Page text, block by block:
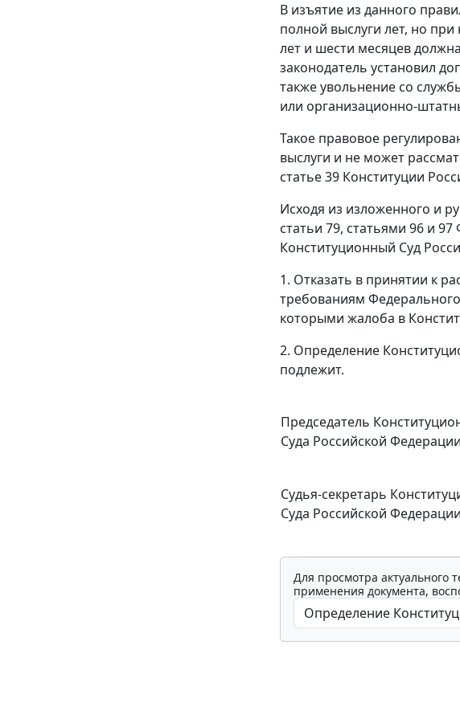
В изъятие из данного
полной выслуги лет, но
лет и шести месяцев
законодатель установил
также увольнение со
или организационно-
Такое правовое
выслуги и не может
статье 39 Конституции
Исходя из изложенного и
статьи 79, статьями 96 и 97
Конституционный Суд
1. Отказать в принятии к
требованиям
которыми жалоба в
2. Определение
подлежит.
Председатель
Суда Российской Федерации
Судья-секретарь
Суда Российской Федерации
Для просмотра актуального
применения документа,